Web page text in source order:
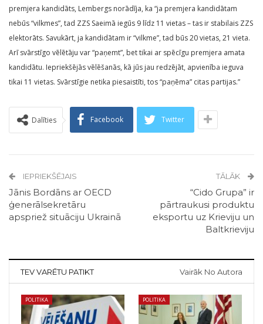
premjera kandidāts, Lembergs norādīja, ka “ja premjera kandidātam
nebūs “vilkmes”, tad ZZS Saeimā iegūs 9 līdz 11 vietas – tas ir stabilais ZZS
elektorāts. Savukārt, ja kandidātam ir “vilkme”, tad būs 20 vietas, 21 vieta.
Arī svārstīgo vēlētāju var “paņemt”, bet tikai ar spēcīgu premjera amata
kandidātu. Iepriekšējās vēlēšanās, kā jūs jau redzējāt, apvienība ieguva
tikai 11 vietas. Svārstīgie netika piesaistīti, tos “paņēma” citas partijas.”
Dalīties Facebook Twitter
IEPRIEKŠĒJAIS
Jānis Bordāns ar OECD
ģenerālsekretāru
apspriež situāciju Ukrainā
TĀLĀK
“Cido Grupa” ir
pārtraukusi produktu
eksportu uz Krieviju un
Baltkrieviju
TEV VARĒTU PATIKT Vairāk No Autora
POLITIKA POLITIKA